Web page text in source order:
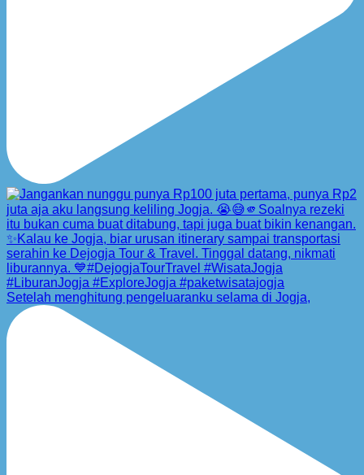
Setelah menghitung pengeluaranku selama di Jogja,